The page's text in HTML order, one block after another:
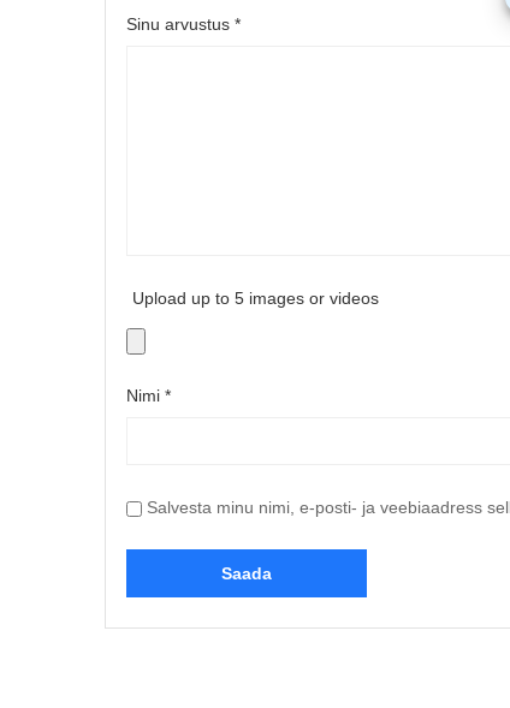
Sinu arvustus *
Upload up to 5 images or videos
Nimi *
Salvesta minu nimi, e-posti- ja veebiaadress